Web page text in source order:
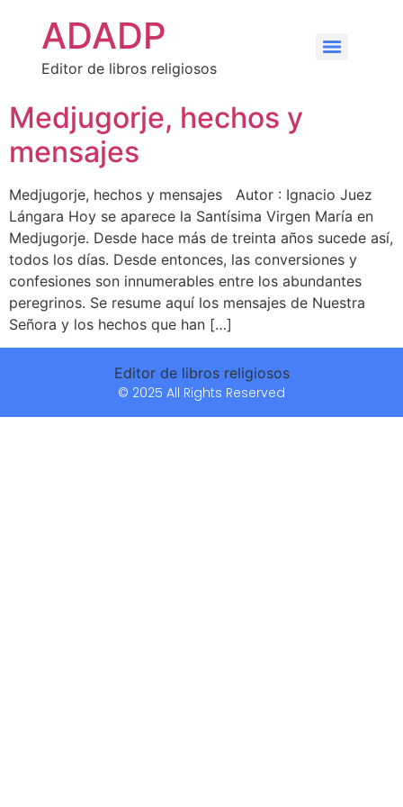
ADADP
Editor de libros religiosos
Medjugorje, hechos y
mensajes
Medjugorje, hechos y mensajes Autor : Ignacio Juez
Lángara Hoy se aparece la Santísima Virgen María en
Medjugorje. Desde hace más de treinta años sucede así,
todos los días. Desde entonces, las conversiones y
confesiones son innumerables entre los abundantes
peregrinos. Se resume aquí los mensajes de Nuestra
Señora y los hechos que han […]
Editor de libros religiosos
© 2025 All Rights Reserved